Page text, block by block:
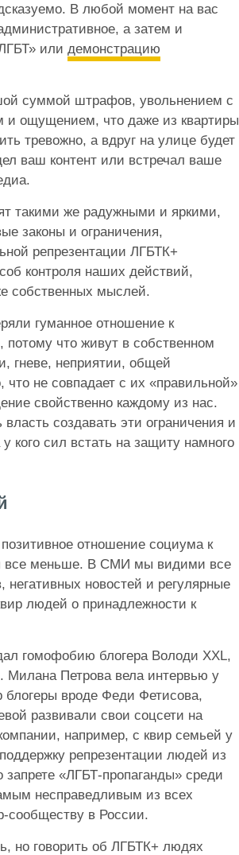
В любой момент на вас
а затем и
или демонстрацию
суммой штрафов, увольнением с
и ощущением, что даже из квартиры
тревожно, а вдруг на улице будет
ваш контент или встречал ваше
такими же радужными и яркими,
законы и ограничения,
репрезентации ЛГБТК+
контроля наших действий,
собственных мыслей.
гуманное отношение к
что живут в собственном
гневе, неприятии, общей
что не совпадает с их «правильной»
свойственно каждому из нас.
создавать эти ограничения и
кого сил встать на защиту намного
отношение социума к
все меньше. В СМИ мы видими все
новостей и регулярные
людей о принадлежности к
гомофобию блогера Володи XXL,
Милана Петрова вела интервью у
вроде Феди Фетисова,
развивали свои соцсети на
например, с квир семьей у
репрезентации людей из
«ЛГБТ-пропаганды» среди
несправедливым из всех
сообществу в России.
но говорить об ЛГБТК+ людях